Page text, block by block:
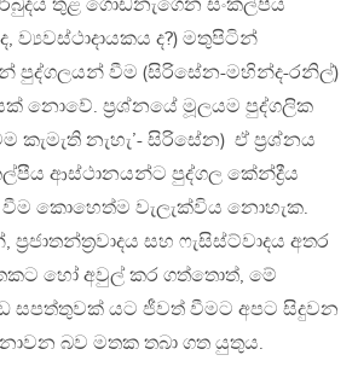
තුළ ගොඩනැගෙන සංකල්පීය
ව්‍යවස්ථාදායකය ද?) මතුපිටින්
වීම (සිරිසේන-මහින්ද-රනිල්)
නොවේ. ප‍්‍රශ්නයේ මූලයම පුද්ගලික
කැමැති නැහැ’- සිරිසේන) ඒ ප‍්‍රශ්නය
ආස්ථානයන්ට පුද්ගල කේන්ද්‍රීය
කොහෙත්ම වැලැක්විය නොහැක.
සහ ෆැසිස්ට්වාදය අතර
හෝ අවුල් කර ගත්තොත්, මේ
සපත්තුවක් යට ජීවත් වීමට අපට සිදුවන
බව මතක තබා ගත යුතුය.